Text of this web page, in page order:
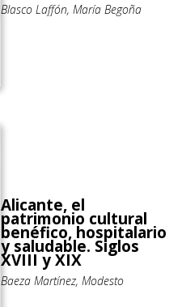
Blasco Laffón, María Begoña
Alicante, el
patrimonio cultural
benéfico, hospitalario
y saludable. Siglos
XVIII y XIX
Baeza Martínez, Modesto